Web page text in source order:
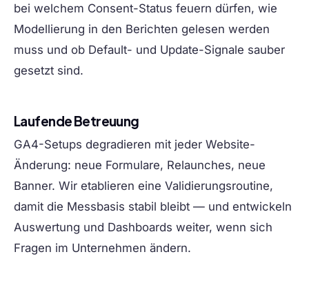
bei welchem Consent-Status feuern dürfen, wie
Modellierung in den Berichten gelesen werden
muss und ob Default- und Update-Signale sauber
gesetzt sind.
Laufende Betreuung
GA4-Setups degradieren mit jeder Website-
Änderung: neue Formulare, Relaunches, neue
Banner. Wir etablieren eine Validierungsroutine,
damit die Messbasis stabil bleibt — und entwickeln
Auswertung und Dashboards weiter, wenn sich
Fragen im Unternehmen ändern.